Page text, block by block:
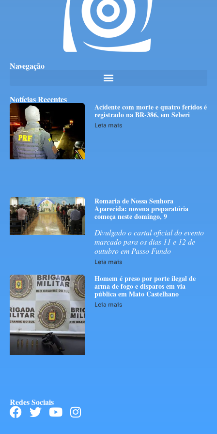
Navegação
Notícias Recentes
Acidente com morte e quatro feridos é
registrado na BR-386, em Seberi
Leia mais
Romaria de Nossa Senhora
Aparecida: novena preparatória
começa neste domingo, 9
Divulgado o cartal oficial do evento
marcado para os dias 11 e 12 de
outubro em Passo Fundo
Leia mais
Homem é preso por porte ilegal de
arma de fogo e disparos em via
pública em Mato Castelhano
Leia mais
Redes Sociais